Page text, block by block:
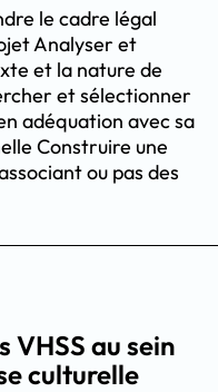
le cadre légal
Analyser et
et la nature de
et sélectionner
adéquation avec sa
Construire une
ou pas des
VHSS au sein
culturelle